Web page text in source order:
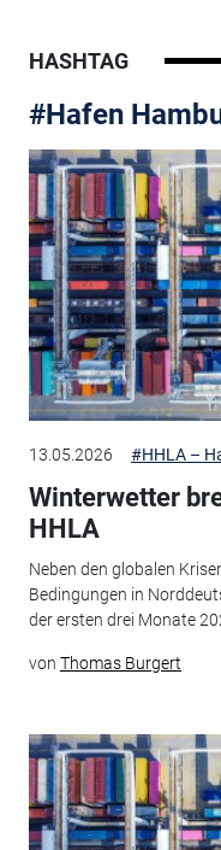
HASHTAG
#Hafen
13.05.2026 #HHLA –
Winterwetter
HHLA
Neben den globalen
Bedingungen in
der ersten drei Monate
von Thomas Burgert